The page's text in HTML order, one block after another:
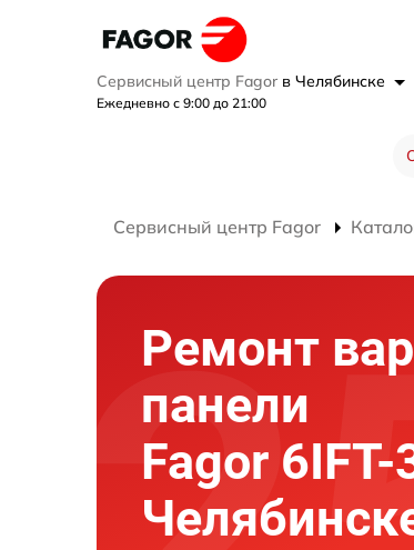
Сервисный центр Fagor в Челябинске
Ежедневно с 9:00 до 21:00
Сервисный центр Fagor
Ремонт
панели
Fagor 6IFT-